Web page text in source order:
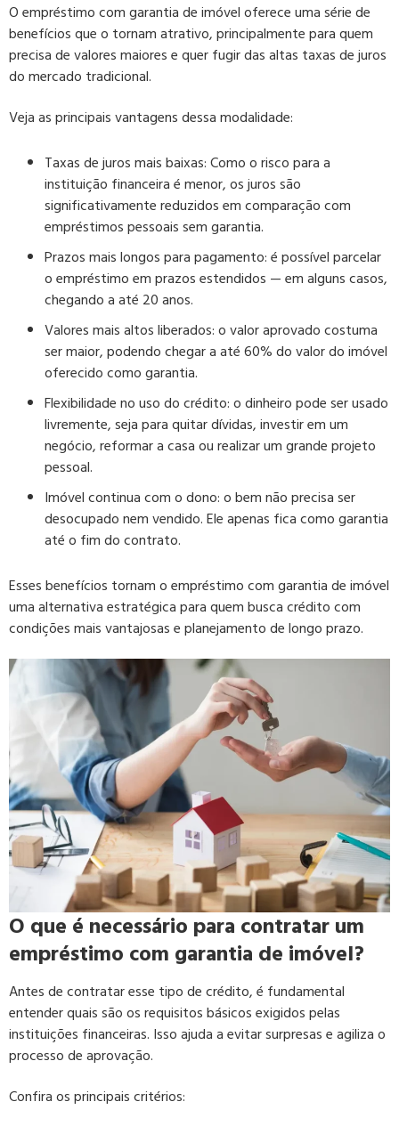
O empréstimo com garantia de imóvel oferece uma série de
benefícios que o tornam atrativo, principalmente para quem
precisa de valores maiores e quer fugir das altas taxas de juros
do mercado tradicional.
Veja as principais vantagens dessa modalidade:
Taxas de juros mais baixas:Como o risco para a
instituição financeira é menor, os juros são
significativamente reduzidos em comparação com
empréstimos pessoais sem garantia.
Prazos mais longos para pagamento:é possível parcelar
o empréstimo em prazos estendidos — em alguns casos,
chegando a até 20 anos.
Valores mais altos liberados:o valor aprovado costuma
ser maior, podendo chegar a até 60% do valor do imóvel
oferecido como garantia.
Flexibilidade no uso do crédito:o dinheiro pode ser usado
livremente, seja para quitar dívidas, investir em um
negócio, reformar a casa ou realizar um grande projeto
pessoal.
Imóvel continua com o dono:o bem não precisa ser
desocupado nem vendido. Ele apenas fica como garantia
até o fim do contrato.
Esses benefícios tornam o empréstimo com garantia de imóvel
uma alternativa estratégica para quem busca crédito com
condições mais vantajosas e planejamento de longo prazo.
O que é necessário para contratar um
empréstimo com garantia de imóvel?
Antes de contratar esse tipo de crédito, é fundamental
entender quais são os requisitos básicos exigidos pelas
instituições financeiras. Isso ajuda a evitar surpresas e agiliza o
processo de aprovação.
Confira os principais critérios: